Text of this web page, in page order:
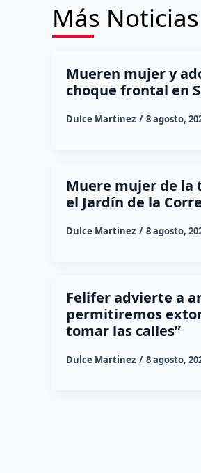
Más Noticias
Mueren mujer y
choque frontal en
Dulce Martinez 8 agosto,
Muere mujer de la
el Jardín de la
Dulce Martinez 8 agosto,
Felifer advierte a
permitiremos
tomar las calles”
Dulce Martinez 8 agosto,